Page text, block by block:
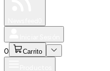
0 Carrito